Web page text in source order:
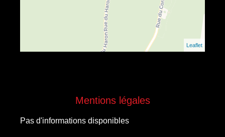
Leaflet
Mentions légales
Pas d'informations disponibles